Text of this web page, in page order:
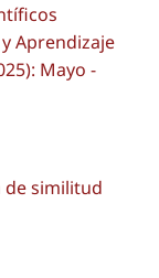
Aprendizaje
Mayo -
de similitud